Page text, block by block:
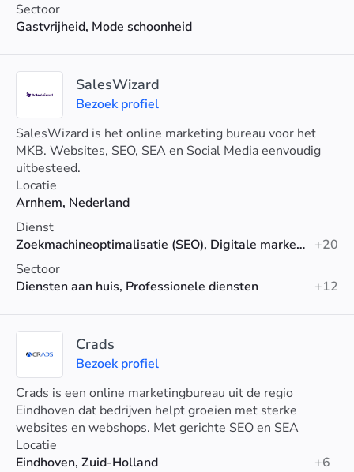
Sectoor
Gastvrijheid, Mode schoonheid
SalesWizard
Bezoek profiel
SalesWizard is het online marketing bureau voor het
MKB. Websites, SEO, SEA en Social Media eenvoudig
uitbesteed.
Locatie
Arnhem, Nederland
Dienst
Zoekmachineoptimalisatie (SEO), Digitale marketing, PPC +20
Sectoor
Diensten aan huis, Professionele diensten
+12
Crads
Bezoek profiel
Crads is een online marketingbureau uit de regio
Eindhoven dat bedrijven helpt groeien met sterke
websites en webshops. Met gerichte SEO en SEA
zorgen we voor lokale online zichtbaarheid.
Locatie
Eindhoven, Zuid-Holland
+6